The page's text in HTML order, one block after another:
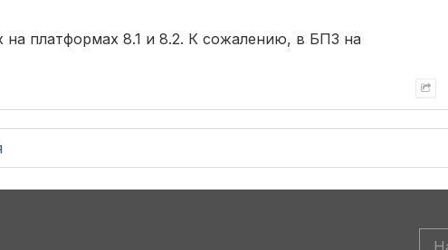
на платформах 8.1 и 8.2. К сожалению, в БП3 на